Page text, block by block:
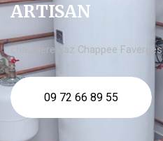
ARTISAN
chaudière gaz Chappee Faverges
09 72 66 89 55